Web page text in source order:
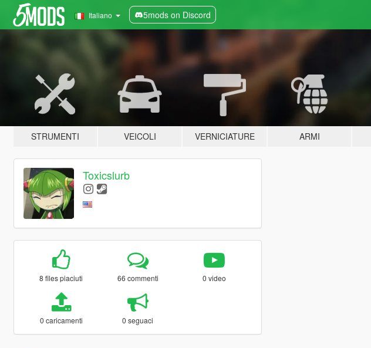
Italiano 5mods on Discord
STRUMENTI VEICOLI VERNICIATURE ARMI
Toxicslurb
8 files piaciuti 66 commenti 0 video
0 caricamenti 0 seguaci